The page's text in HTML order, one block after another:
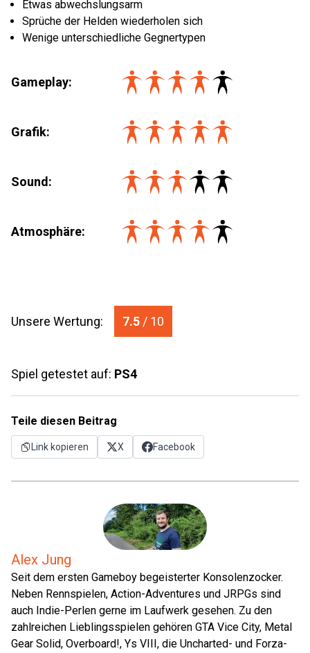
Etwas abwechslungsarm
Sprüche der Helden wiederholen sich
Wenige unterschiedliche Gegnertypen
Gameplay:
Grafik:
Sound:
Atmosphäre:
Unsere Wertung: 7.5 / 10
Spiel getestet auf: PS4
Teile diesen Beitrag
Link kopieren X Facebook
Alex Jung
Seit dem ersten Gameboy begeisterter Konsolenzocker.
Neben Rennspielen, Action-Adventures und JRPGs sind
auch Indie-Perlen gerne im Laufwerk gesehen. Zu den
zahlreichen Lieblingsspielen gehören GTA Vice City, Metal
Gear Solid, Overboard!, Ys VIII, die Uncharted- und Forza-